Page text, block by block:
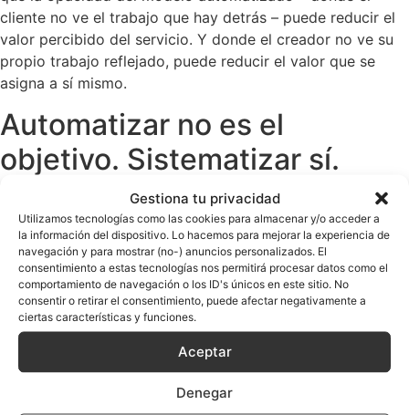
Gestiona tu privacidad
Utilizamos tecnologías como las cookies para almacenar y/o acceder a
la información del dispositivo. Lo hacemos para mejorar la experiencia de
navegación y para mostrar (no-) anuncios personalizados. El
consentimiento a estas tecnologías nos permitirá procesar datos como el
comportamiento de navegación o los ID's únicos en este sitio. No
consentir o retirar el consentimiento, puede afectar negativamente a
ciertas características y funciones.
Aceptar
Denegar
cliente no ve el trabajo que hay detrás – puede reducir el
valor percibido del servicio. Y donde el creador no ve su
propio trabajo reflejado, puede reducir el valor que se
asigna a sí mismo.
Automatizar no es el
objetivo. Sistematizar sí.
Creo que el problema no está en la automatización como
herramienta, sino en haberla convertido en el objetivo del
negocio. Cuando el fin es «que funcione solo», todas las
decisiones se orientan a eliminar tu presencia del proceso.
Y en un negocio basado en tu conocimiento experto, tu
presencia estratégica es precisamente lo que genera valor
diferencial.
La distinción que propongo a los profesionales con los